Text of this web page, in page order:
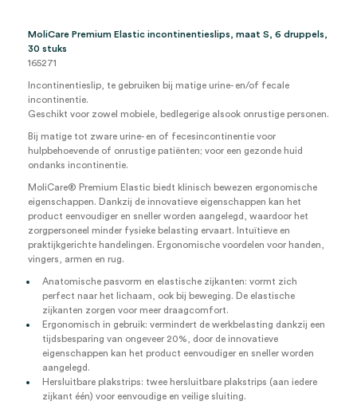
MoliCare Premium Elastic incontinentieslips, maat S, 6 druppels,
30 stuks
165271
Incontinentieslip, te gebruiken bij matige urine- en/of fecale
incontinentie.
Geschikt voor zowel mobiele, bedlegerige alsook onrustige personen.
Bij matige tot zware urine- en of fecesincontinentie voor
hulpbehoevende of onrustige patiënten; voor een gezonde huid
ondanks incontinentie.
MoliCare® Premium Elastic biedt klinisch bewezen ergonomische
eigenschappen. Dankzij de innovatieve eigenschappen kan het
product eenvoudiger en sneller worden aangelegd, waardoor het
zorgpersoneel minder fysieke belasting ervaart. Intuïtieve en
praktijkgerichte handelingen. Ergonomische voordelen voor handen,
vingers, armen en rug.
Anatomische pasvorm en elastische zijkanten: vormt zich
perfect naar het lichaam, ook bij beweging. De elastische
zijkanten zorgen voor meer draagcomfort.
Ergonomisch in gebruik: vermindert de werkbelasting dankzij een
tijdsbesparing van ongeveer 20%, door de innovatieve
eigenschappen kan het product eenvoudiger en sneller worden
aangelegd.
Hersluitbare plakstrips: twee hersluitbare plakstrips (aan iedere
zijkant één) voor eenvoudige en veilige sluiting.